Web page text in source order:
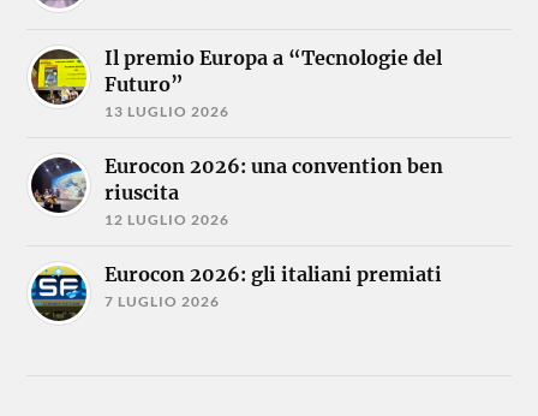
Il premio Europa a “Tecnologie del
Futuro”
13 LUGLIO 2026
Eurocon 2026: una convention ben
riuscita
12 LUGLIO 2026
Eurocon 2026: gli italiani premiati
7 LUGLIO 2026